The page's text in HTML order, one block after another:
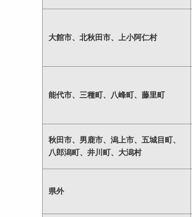
大館市、北秋田市、上小阿仁村
能代市、三種町、八峰町、藤里町
秋田市、男鹿市、潟上市、五城目町、
八郎潟町、井川町、大潟村
県外